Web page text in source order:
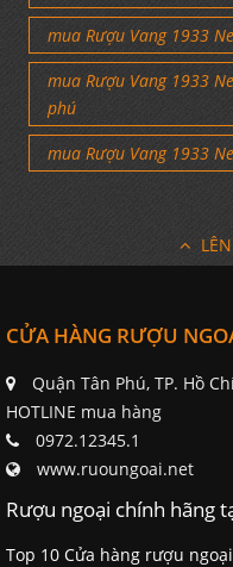
mua Rượu Vang 1933
mua Rượu Vang 1933
phú
mua Rượu Vang 1933
CỬA HÀNG RƯỢU
Quận Tân Phú, TP. Hồ
HOTLINE mua hàng
0972.12345.1
www.ruoungoai.net
Rượu ngoại chính hãng
Top 10 Cửa hàng rượu